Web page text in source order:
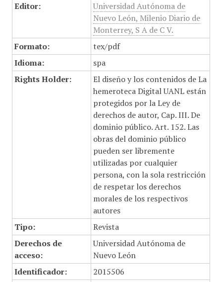
Editor:
Universidad Autónoma de
Nuevo León, Milenio Diario de
Monterrey, S A de C V.
Formato:
tex/pdf
Idioma:
spa
Rights Holder:
El diseño y los contenidos de La
hemeroteca Digital UANL están
protegidos por la Ley de
derechos de autor, Cap. III. De
dominio público. Art. 152. Las
obras del dominio público
pueden ser libremente
utilizadas por cualquier
persona, con la sola restricción
de respetar los derechos
morales de los respectivos
autores
Tipo:
Revista
Derechos de
acceso:
Universidad Autónoma de
Nuevo León
Identificador:
2015506